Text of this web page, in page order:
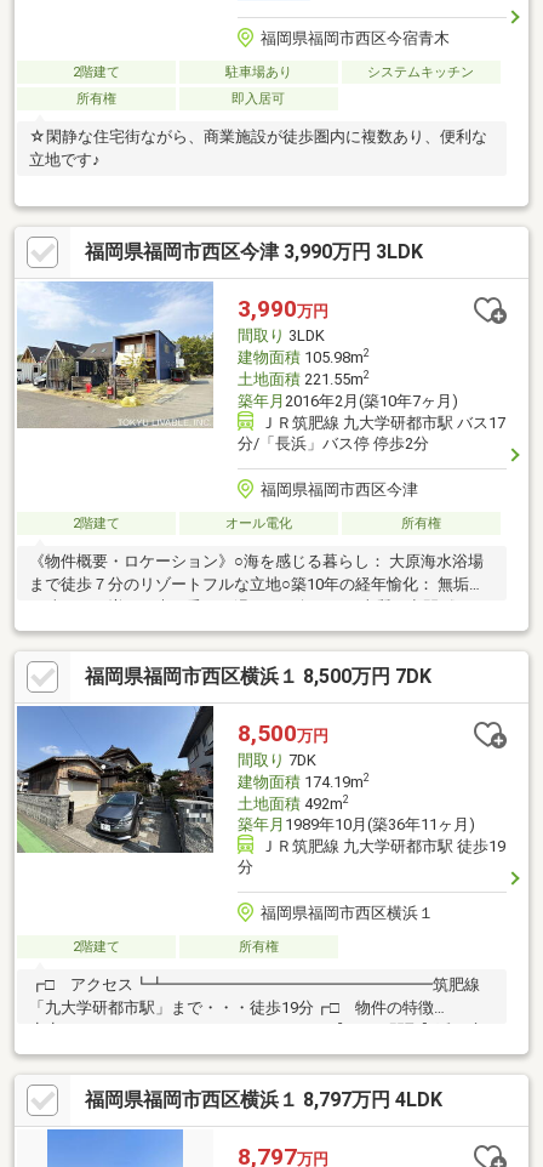
福岡県福岡市西区今宿青木
2階建て 駐車場あり
システムキッチン
所有権
即入居可
☆閑静な住宅街ながら、商業施設が徒歩圏内に複数あり、便利な
立地です♪
福岡県福岡市西区今津 3,990万円 3LDK
3,990万円
間取り 3LDK
建物面積105.98m2
土地面積221.55m2
築年月 2016年2月(築10年7ヶ月)
ＪＲ筑肥線 九大学研都市駅 バス17
分/「長浜」バス停 停歩2分
福岡県福岡市西区今津
2階建て オール電化 所有権
《物件概要・ロケーション》○海を感じる暮らし： 大原海水浴場
まで徒歩７分のリゾートフルな立地○築10年の経年愉化： 無垢材
の味わいが増し、木の香りと温もりに包まれる上質な空間《こだ
わり抜いた間取り・空間》○開放的な吹き抜け： リビングに入っ
た瞬間、視線が抜ける開放感○「見せる」オープンストレージ：
ホール部分には扉のない納戸スペースを完備。趣味スペース、書
斎やヌックとしても活用可能《遊び心を広げる付帯設備》○コン
テナハウス付き： 庭には離れの「隠れ家」として使えるコンテナ
を設置。DIY、アトリエ、リモートワークに最適
福岡県福岡市西区横浜１ 8,500万円 7DK
8,500万円
間取り 7DK
建物面積174.19m2
土地面積492m2
築年月 1989年10月(築36年11ヶ月)
ＪＲ筑肥線 九大学研都市駅 徒歩19
分
福岡県福岡市西区横浜１
2階建て 所有権
┏□ アクセス┗┻━━━━━━━━━━━━━━━━━筑肥線
「九大学研都市駅」まで・・・徒歩19分┏□ 物件の特徴
面積 約160㎡超（約50坪）。昨今の新築では珍しい部屋数を確保
しており、二世帯同居やリモートワーク部屋、趣味の空間など、
自由自在に活用可能です。【丁寧な管理状態】オーナー様が大切
に住み継いでこられたため、築年数を感じさせない清潔感があり
ます。そのままでもお住まいいただけますが、自分好みのリノベ
福岡県福岡市西区横浜１ 8,797万円 4LDK
8,797万円